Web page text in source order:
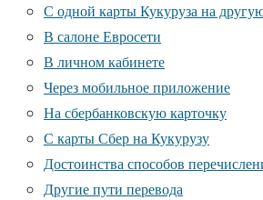
С одной карты Кукуруза на
В салоне Евросети
В личном кабинете
Через мобильное приложение
На сбербанковскую карточку
С карты Сбер на Кукурузу
Достоинства способов
Другие пути перевода